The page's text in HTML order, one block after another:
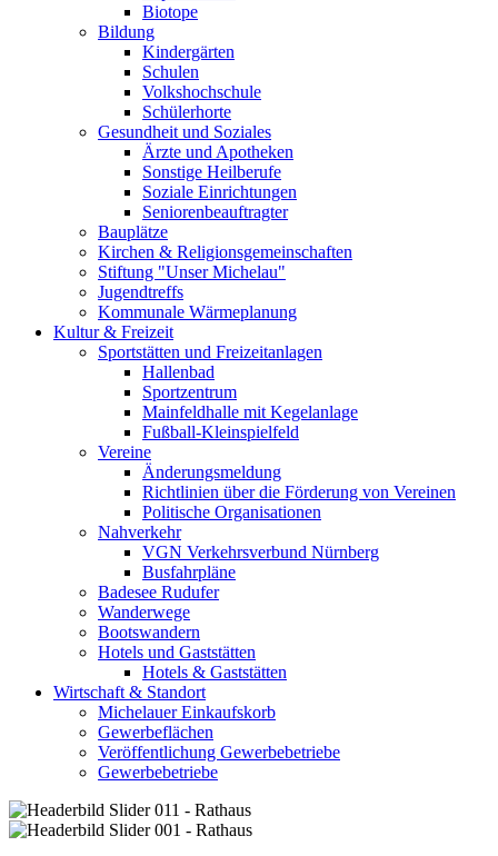
Biotope
Bildung
Kindergärten
Schulen
Volkshochschule
Schülerhorte
Gesundheit und Soziales
Ärzte und Apotheken
Sonstige Heilberufe
Soziale Einrichtungen
Seniorenbeauftragter
Bauplätze
Kirchen & Religionsgemeinschaften
Stiftung "Unser Michelau"
Jugendtreffs
Kommunale Wärmeplanung
Kultur & Freizeit
Sportstätten und Freizeitanlagen
Hallenbad
Sportzentrum
Mainfeldhalle mit Kegelanlage
Fußball-Kleinspielfeld
Vereine
Änderungsmeldung
Richtlinien über die Förderung von Vereinen
Politische Organisationen
Nahverkehr
VGN Verkehrsverbund Nürnberg
Busfahrpläne
Badesee Rudufer
Wanderwege
Bootswandern
Hotels und Gaststätten
Hotels & Gaststätten
Wirtschaft & Standort
Michelauer Einkaufskorb
Gewerbeflächen
Veröffentlichung Gewerbebetriebe
Gewerbebetriebe